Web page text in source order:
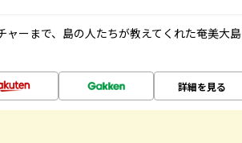
ーまで、島の人たちが教えてくれた奄美大島
詳細を見る